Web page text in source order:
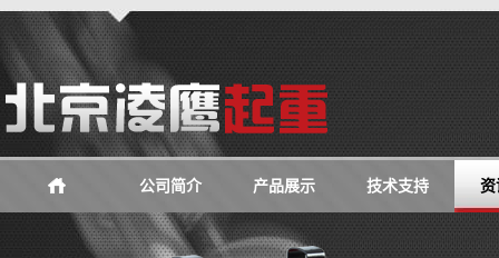
公司简介 产品展示 技术支持 资